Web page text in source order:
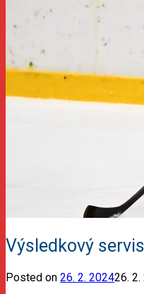
Výsledkový
Posted on 26. 2. 202426.